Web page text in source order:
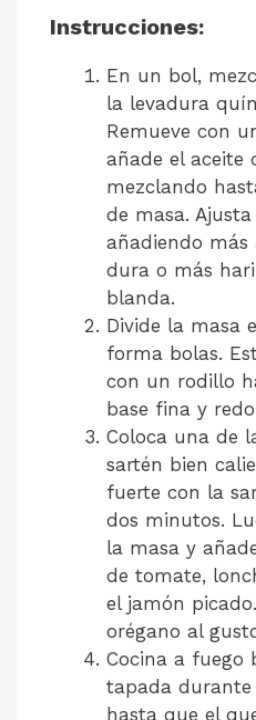
Instrucciones:
En un bol,
la levadura
Remueve con
añade el aceite
mezclando
de masa.
añadiendo más
dura o más
blanda.
Divide la masa
forma bolas.
con un rodillo
base fina y
Coloca una de
sartén bien
fuerte con la
dos minutos.
la masa y
de tomate,
el jamón
orégano al
Cocina a fuego
tapada
hasta que el